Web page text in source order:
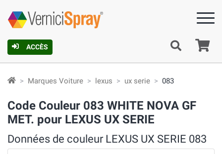
ACCÈS
Marques Voiture lexus ux serie 083
Code Couleur 083 WHITE NOVA GF
MET. pour LEXUS UX SERIE
Données de couleur LEXUS UX SERIE 083